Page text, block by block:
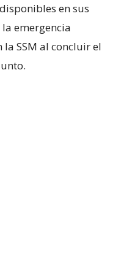
en sus
emergencia
SSM al concluir el